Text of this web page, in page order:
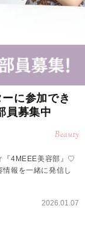
に参加でき
員募集中
Beauty
『4MEEE美容部』♡
報を一緒に発信し
2026.01.07